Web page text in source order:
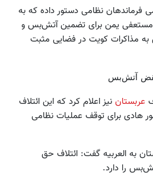
فرماندهان نظامی دستور داده که به
مستعفی یمن برای تضمین آتش‌بس و
مذاکرات کویت در فضایی مثبت
نقض آتش‌بس
عربستان نیز اعلام کرد که این ائتلاف
هادی برای توقف عملیات نظامی
به العربیه گفت: ائتلاف حق
را دارد.